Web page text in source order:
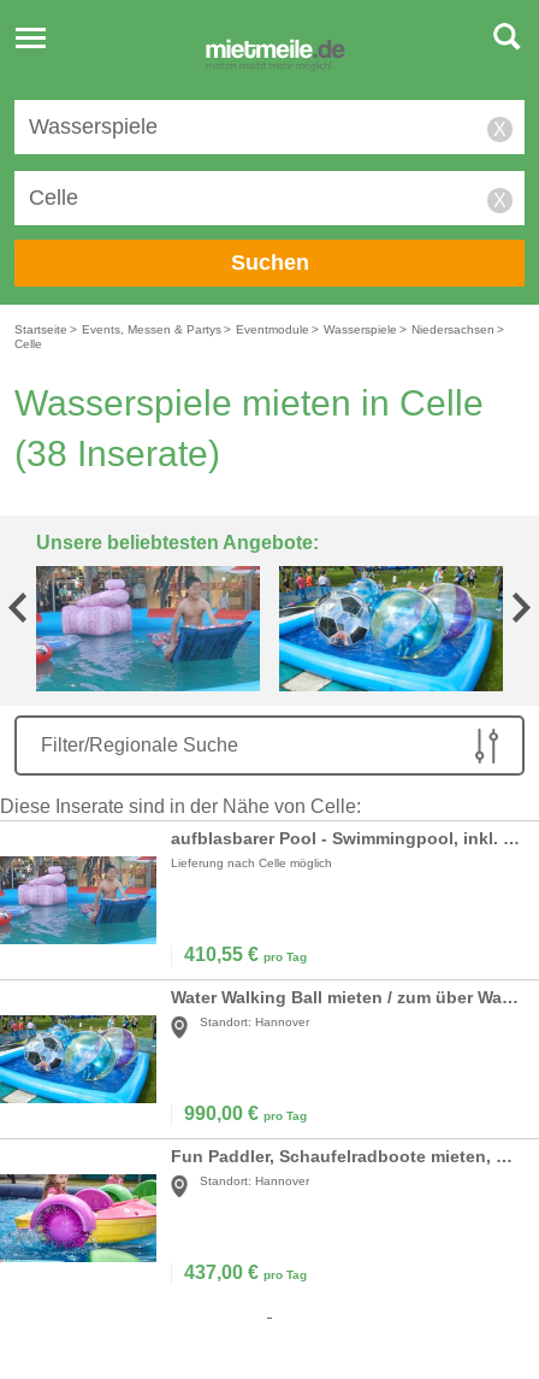
Toggle
navigation
X
X
Suchen
Startseite > Events, Messen & Partys> Eventmodule > Wasserspiele > Niedersachsen >
Celle
Wasserspiele mieten in Celle
(38 Inserate)
Unsere beliebtesten Angebote:
Filter/Regionale Suche
Diese Inserate sind in der Nähe von Celle:
aufblasbarer Pool - Swimmingpool, inkl. 19% MwSt
Lieferung nach Celle möglich
410,55 € pro Tag
Water Walking Ball mieten / zum über Wasser laufen
Standort: Hannover
990,00 € pro Tag
Fun Paddler, Schaufelradboote mieten, Wasserspass
Standort: Hannover
437,00 € pro Tag